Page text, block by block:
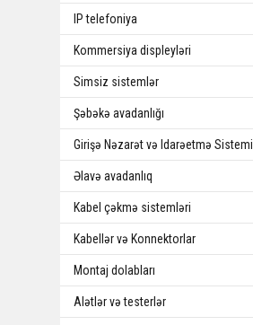
IP telefoniya
Kommersiya displeyləri
Simsiz sistemlər
Şəbəkə avadanlığı
Girişə Nəzarət və Idarəetmə Sistemi
Əlavə avadanlıq
Kabel çəkmə sistemləri
Kabellər və Konnektorlar
Montaj dolabları
Alətlər və testerlər